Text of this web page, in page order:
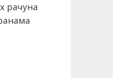
рачуна